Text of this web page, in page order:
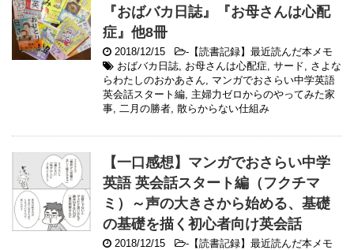
『おばバカ日誌』『お母さんは心配
症』他8冊
2018/12/15 - 【読書記録】最近読んだ本メモ
おばバカ日誌, お母さんは心配症, サード, さよな
らわたしのおかあさん, マンガでおさらい中学英語
英会話スタート編, 主婦力ゼロからのやってみた家
事, 二月の勝者, 散らからない仕組み
【一口感想】マンガでおさらい中学
英語 英会話スタート編（フクチマ
ミ）～声の大きさから始める、基礎
の基礎を描く初心者向け英会話
2018/12/15 - 【読書記録】最近読んだ本メモ